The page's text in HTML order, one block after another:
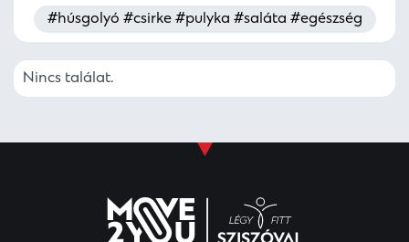
#húsgolyó #csirke #pulyka #saláta #egészség
Nincs találat.